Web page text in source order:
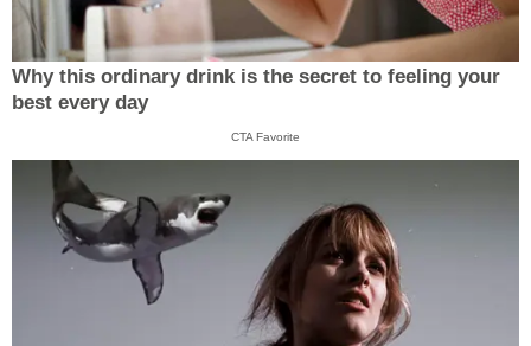
Why this ordinary drink is the secret to feeling your
best every day
CTA Favorite